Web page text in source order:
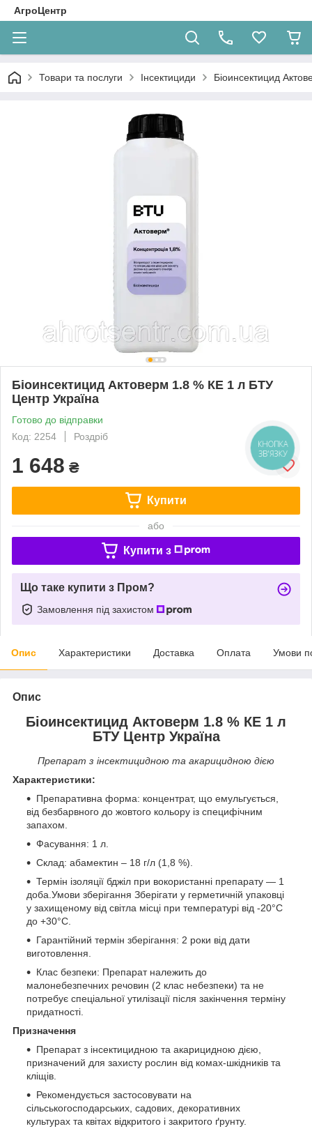
АгроЦентр
Товари та послуги Інсектициди Біоинсектицид
Біоинсектицид Актоверм 1.8 % КЕ 1 л БТУ
Центр Україна
Готово до відправки
Код: 2254
Роздріб
1 648 ₴
Купити
або
Купити з
Що таке купити з Пром?
Замовлення під захистом
Опис Характеристики Доставка Оплата Умови
Опис
Біоинсектицид Актоверм 1.8 % КЕ 1 л
БТУ Центр Україна
Препарат з інсектицидною та акарицидною дією
Характеристики:
Препаративна форма: концентрат, що емульгується,
від безбарвного до жовтого кольору із специфічним
запахом.
Фасування: 1 л.
Склад: абамектин – 18 г/л (1,8 %).
Термін ізоляції бджіл при вокористанні препарату — 1
доба.Умови зберігання Зберігати у герметичній упаковці
у захищеному від світла місці при температурі від -20°C
до +30°C.
Гарантійний термін зберігання: 2 роки від дати
виготовлення.
Клас безпеки: Препарат належить до
малонебезпечних речовин (2 клас небезпеки) та не
потребує спеціальної утилізації після закінчення терміну
придатності.
Призначення
Препарат з інсектицидною та акарицидною дією,
призначений для захисту рослин від комах-шкідників та
кліщів.
Рекомендується застосовувати на
сільськогосподарських, садових, декоративних
культурах та квітах відкритого і закритого ґрунту.
КНОПКА
ЗВ'ЯЗКУ